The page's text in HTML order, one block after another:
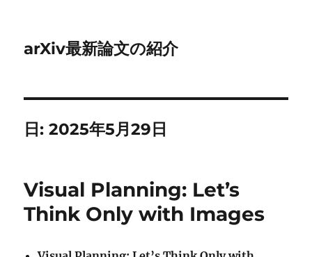
arXiv最新論文の紹介
日:2025年5月29日
Visual Planning: Let’s
Think Only with Images